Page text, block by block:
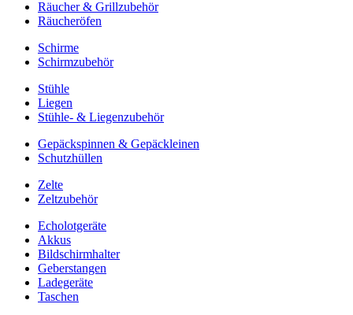
Räucher & Grillzubehör
Räucheröfen
Schirme
Schirmzubehör
Stühle
Liegen
Stühle- & Liegenzubehör
Gepäckspinnen & Gepäckleinen
Schutzhüllen
Zelte
Zeltzubehör
Echolotgeräte
Akkus
Bildschirmhalter
Geberstangen
Ladegeräte
Taschen